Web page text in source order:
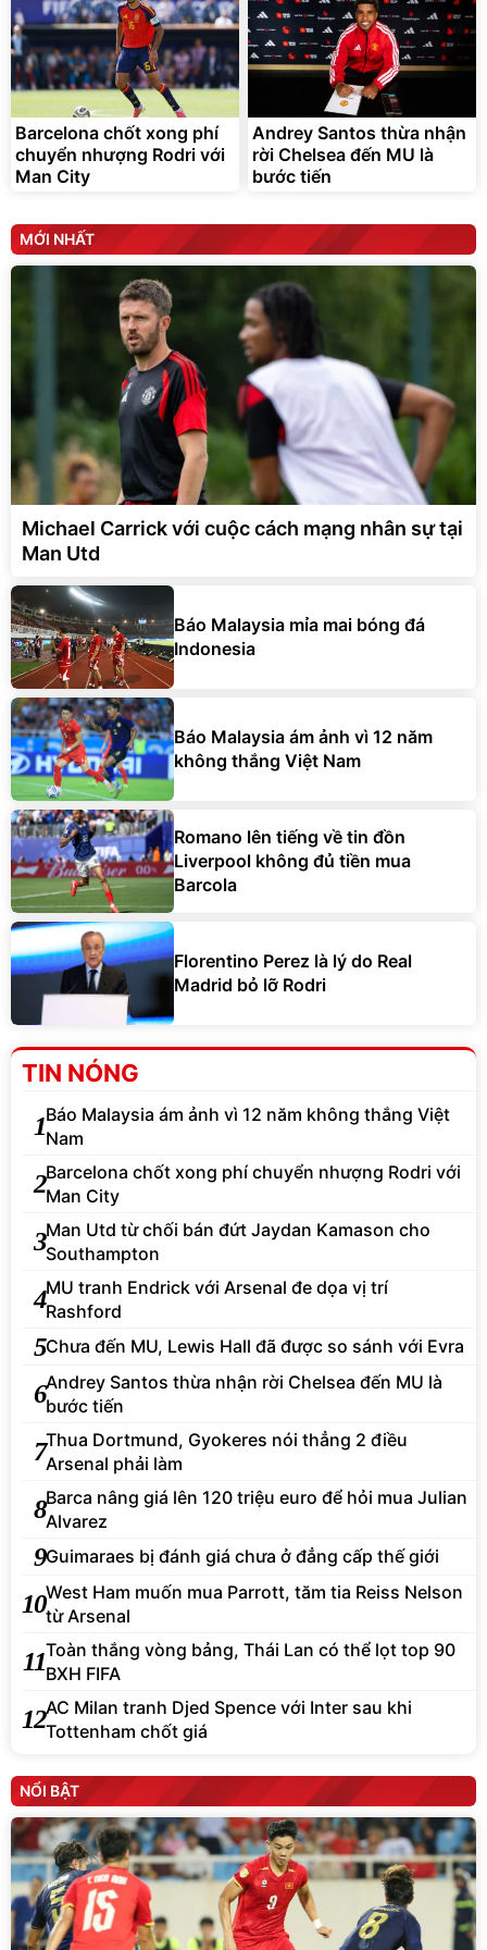
Barcelona chốt xong phí
chuyển nhượng Rodri với
Man City
Andrey Santos thừa nhận
rời Chelsea đến MU là
bước tiến
MỚI NHẤT
Michael Carrick với cuộc cách mạng nhân sự tại
Man Utd
Báo Malaysia mỉa mai bóng đá
Indonesia
Báo Malaysia ám ảnh vì 12 năm
không thắng Việt Nam
Romano lên tiếng về tin đồn
Liverpool không đủ tiền mua
Barcola
Florentino Perez là lý do Real
Madrid bỏ lỡ Rodri
TIN NÓNG
1Báo Malaysia ám ảnh vì 12 năm không thắng Việt
Nam
2Barcelona chốt xong phí chuyển nhượng Rodri với
Man City
3Man Utd từ chối bán đứt Jaydan Kamason cho
Southampton
4MU tranh Endrick với Arsenal đe dọa vị trí
Rashford
5Chưa đến MU, Lewis Hall đã được so sánh với Evra
6Andrey Santos thừa nhận rời Chelsea đến MU là
bước tiến
7Thua Dortmund, Gyokeres nói thẳng 2 điều
Arsenal phải làm
8Barca nâng giá lên 120 triệu euro để hỏi mua Julian
Alvarez
9Guimaraes bị đánh giá chưa ở đẳng cấp thế giới
10West Ham muốn mua Parrott, tăm tia Reiss Nelson
từ Arsenal
11Toàn thắng vòng bảng, Thái Lan có thể lọt top 90
BXH FIFA
12AC Milan tranh Djed Spence với Inter sau khi
Tottenham chốt giá
NỔI BẬT